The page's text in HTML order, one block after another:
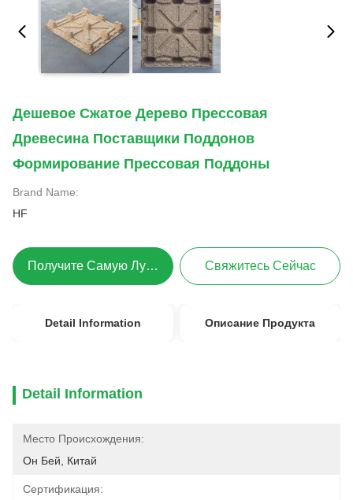
Дешевое Сжатое Дерево Прессовая
Древесина Поставщики Поддонов
Формирование Прессовая Поддоны
Brand Name:
HF
Получите Самую Лучшую ЦенуСвяжитесь Сейчас
Detail Information Описание Продукта
Detail Information
Место Происхождения:
Он Бей, Китай
Сертификация: